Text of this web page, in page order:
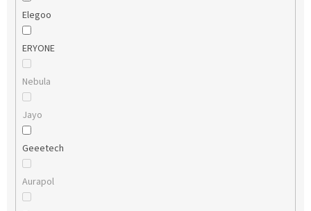
Elegoo
ERYONE
Nebula
Jayo
Geeetech
Aurapol